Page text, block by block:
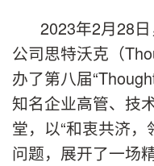
2023年2月28
公司思特沃克（
办了第八届
知名企业高管、技
堂，以“和衷共济
问题，展开了一场